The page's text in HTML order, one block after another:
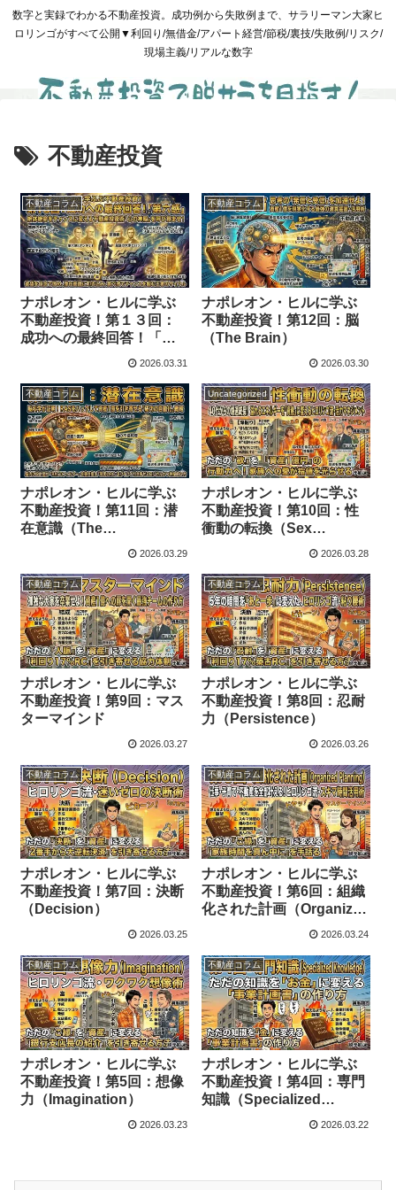
数字と実録でわかる不動産投資。成功例から失敗例まで、サラリーマン大家ヒ
ロリンゴがすべて公開▼利回り/無借金/アパート経営/節税/裏技/失敗例/リスク/
現場主義/リアルな数字
不動産投資
不動産コラム
ナポレオン・ヒルに学ぶ
不動産投資！第１３回：
成功への最終回答！「第
し、絶体絶命をチャンス
に変える不動産投資術
2026.03.31
不動産コラム
ナポレオン・ヒルに学ぶ
不動産投資！第12回：脳
（The Brain）
2026.03.30
不動産コラム
ナポレオン・ヒルに学ぶ
不動産投資！第11回：潜
在意識（The
Subconscious Mind）
2026.03.29
Uncategorized
ナポレオン・ヒルに学ぶ
不動産投資！第10回：性
衝動の転換（Sex
Transmutation）
2026.03.28
不動産コラム
ナポレオン・ヒルに学ぶ
不動産投資！第9回：マス
ターマインド
2026.03.27
不動産コラム
ナポレオン・ヒルに学ぶ
不動産投資！第8回：忍耐
力（Persistence）
2026.03.26
不動産コラム
ナポレオン・ヒルに学ぶ
不動産投資！第7回：決断
（Decision）
2026.03.25
不動産コラム
ナポレオン・ヒルに学ぶ
不動産投資！第6回：組織
化された計画（Organized
2026.03.24
不動産コラム
ナポレオン・ヒルに学ぶ
不動産投資！第5回：想像
力（Imagination）
2026.03.23
不動産コラム
ナポレオン・ヒルに学ぶ
不動産投資！第4回：専門
知識（Specialized
2026.03.22